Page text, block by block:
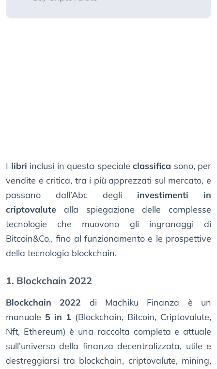
I libri inclusi in questa speciale classifica sono, per
vendite e critica, tra i più apprezzati sul mercato, e
passano dall’Abc degli investimenti in
criptovalute alla spiegazione delle complesse
tecnologie che muovono gli ingranaggi di
Bitcoin&Co., fino al funzionamento e le prospettive
della tecnologia blockchain.
1. Blockchain 2022
Blockchain 2022 di Machiku Finanza è un
manuale 5 in 1 (Blockchain, Bitcoin, Criptovalute,
Nft, Ethereum) è una raccolta completa e attuale
sull’universo della finanza decentralizzata, utile e
destreggiarsi tra blockchain, criptovalute, mining,